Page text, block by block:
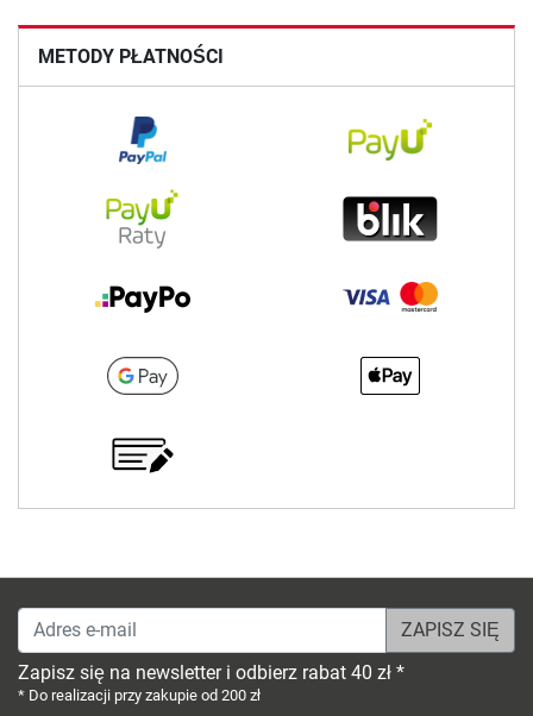
METODY PŁATNOŚCI
Adres e-mail
Zapisz się na newsletter i odbierz rabat 40 zł *
* Do realizacji przy zakupie od 200 zł